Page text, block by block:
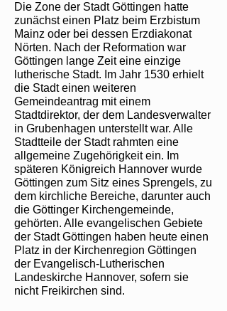
Die Zone der Stadt Göttingen hatte
zunächst einen Platz beim Erzbistum
Mainz oder bei dessen Erzdiakonat
Nörten. Nach der Reformation war
Göttingen lange Zeit eine einzige
lutherische Stadt. Im Jahr 1530 erhielt
die Stadt einen weiteren
Gemeindeantrag mit einem
Stadtdirektor, der dem Landesverwalter
in Grubenhagen unterstellt war. Alle
Stadtteile der Stadt rahmten eine
allgemeine Zugehörigkeit ein. Im
späteren Königreich Hannover wurde
Göttingen zum Sitz eines Sprengels, zu
dem kirchliche Bereiche, darunter auch
die Göttinger Kirchengemeinde,
gehörten. Alle evangelischen Gebiete
der Stadt Göttingen haben heute einen
Platz in der Kirchenregion Göttingen
der Evangelisch-Lutherischen
Landeskirche Hannover, sofern sie
nicht Freikirchen sind.